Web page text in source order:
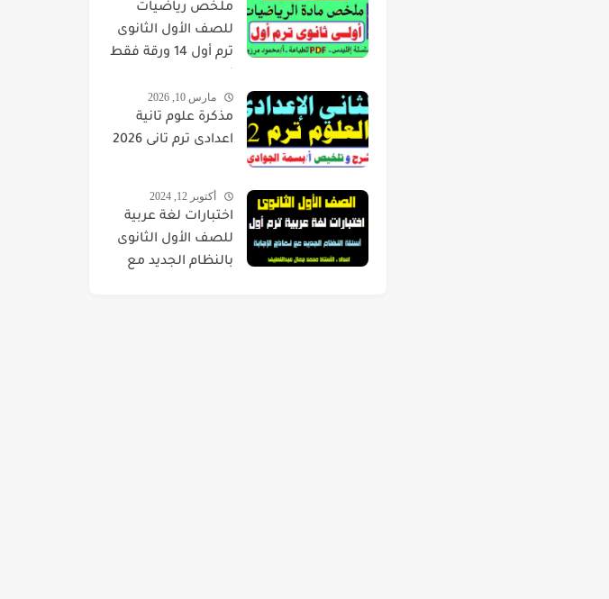
ملخص رياضيات
للصف الأول الثانوى
ترم أول 14 ورقة فقط
مارس 10, 2026
مذكرة علوم تانية
اعدادى ترم تانى 2026
أكتوبر 12, 2024
اختبارات لغة عربية
للصف الأول الثانوى
بالنظام الجديد مع